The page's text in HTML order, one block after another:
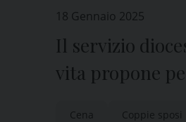
18 Gennaio 2025
Il servizio
vita propone
Cena Coppie sposi